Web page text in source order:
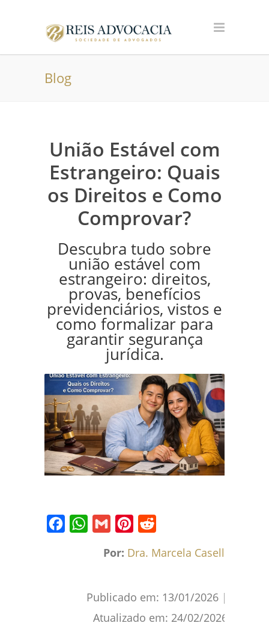
Blog
União Estável com
Estrangeiro: Quais
os Direitos e Como
Comprovar?
Descubra tudo sobre
união estável com
estrangeiro: direitos,
provas, benefícios
previdenciários, vistos e
como formalizar para
garantir segurança
jurídica.
Por: Dra. Marcela Caselli
Publicado em: 13/01/2026 |
Atualizado em: 24/02/2026